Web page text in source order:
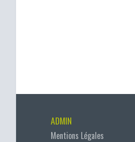
ADMIN
Mentions Légales